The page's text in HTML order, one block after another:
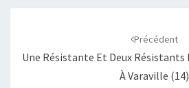
Précédent
Une Résistante Et Deux
À Varaville (14)